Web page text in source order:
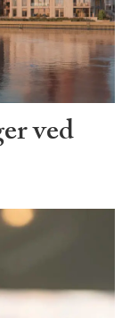
ved